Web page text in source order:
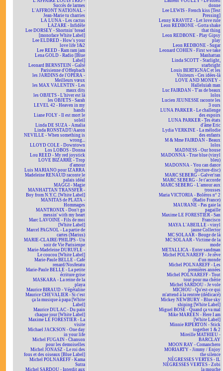
Succès de larmes
L'AFFRONT NATIONAL -
Jean-Marie tu charries
LA LUNA - Les cactus
LAZARE - Infidèle
Lee DORSEY - Shortnin' bread
[monoface White Label]
Lee ELDRED - How's your
love life 1&2
Lee REED - Ram ram jam
Lena GOLD - Radio [Blue
Label]
Leonard BERNSTEIN - Gaîté
Parisienne d'Offenbach
les JARDINS de l'OPÉRA -
Meilleurs vœux
les MAX VALENTIN - Les
maux dits
les OBJETS - L'hiver est là
les OBJETS - Sarah
LEVEL 42 - Heaven in my
hands
Liane FOLY - Il est mort le
soleil
Linda DE SUZA - Amalia
Linda RONSTADT/Aaron
NEVILLE - When something is
wrong...
LLOYD COLE - Downtown
Los LOBOS - Donna
Lou REED - My red joystick
LOVE BIZARRE - Trop
d'amour
Luis MARIANO pour IZARRA
Madeleine RENAUD raconte le
palais idéal
MAGGI - Magie
MANHATTAN TRANSFER -
Boy from N.Y.C. [White Label]
MANITAS de PLATA -
Hommages
MANTRONIX - Don't go
messin' with my heart
Marc LAVOINE - Fils de moi
[White Label]
Marcel PAGNOL - La partie de
cartes (Marius)
MARIE-CLAIRE/PHILIPS - Un
soir de Vie Parisienne
Marie-Madeleine DURUFLÉ -
Le coucou [White Label]
Marie-Paule BELLE - Café
renard/Nosferatu
Marie-Paule BELLE - La petite
écriture grise
MASKARA - La reine de la
playa
Maurice BIRAUD - Végétaline
Maurice CHEVALIER - Si c'est
ça la musique à papa [White
Label]
Maurice DULAC - Du pain
chaque jour [White Label]
Maxime LE FORESTIER - La
visite
Michael JACKSON - One day
in your life
Michel FUGAIN - Chanson
pour les demoiselles
Michel JONASZ - Le roi des
fous et des oiseaux [Blue Label]
Michel POLNAREFF - Kama
Sutra
Michel SARDOU - Interdit aux
donne
Lee LEWIS - French kiss [Test
Pressing]
Lenny KRAVITZ - Let love rule
Leon REDBONE - Gotta shake
that thing
Leon REDBONE - Play Gipsy
play
Leon REDBONE - Sugar
Leonard COHEN - First we take
Manhattan
Linda SCOTT - Starlight,
starbright
Louis BERTIGNAC et les
Visiteurs - Ces idées-là
LOVE AND MONEY -
Halleluiah man
Luc FAIRDAN - T'as de beaux
lolos
Lucien JEUNESSE raconte les
3 ours
LUNA PARKER - Le challenge
des espoirs
LUNA PARKER - Tes états
d'âme Eric
Lydia VERKINE - La mélodie
des enfants
M & Mme FAIRDAN - Beaux
lolos
MADNESS - Our house
MADONNA - True blue (vinyl
bleu)
MADONNA - You can dance
(picture-disc)
MARC SEBERG - Galver'ran
MARC SEBERG - Je t'accorde
MARC SEBERG - L'amour aux
trousses
Maria VICTORIA - Boléros n° 2
(Radio France)
MAURANE - Pas gaie la
pagaille
Maxime LE FORESTIER - San
Francisco
MAYA L'ABEILLE - vinyl
jaune Collector
MC SOLAAR - Bouge de là
MC SOLAAR - Victime de la
mode
METALLICA - Enter sandman
Michel POLNAREFF - Je rêve
d'un monde
Michel POLNAREFF - Les
premières années
Michel POLNAREFF - Tout
tout pour ma chérie
Michel SARDOU - Je vole
MICHOU - Qu'est-ce qui
m'attend à la rentrée (dédicacé)
Mickey NEWBURY - Blue sky
shining [White Label]
Miguel BOSÉ - Quand ça va mal
Mike MAREEN - Here I am
[White Label]
Minnie RIPERTON - Stick
together 1 & 2
Mireille MATHIEU -
BARCLAY
MOON RAY - Comanchero
MORIARTY - Jimmy / Enjoy
the silence
NÉGRESSES VERTES - IL
NÉGRESSES VERTES - Zobi
la mouche